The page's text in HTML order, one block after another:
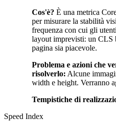
Cos'è? È una metrica
per misurare la stabilità
frequenza con cui gli
layout imprevisti: un CLS
pagina sia piacevole.
Problema e azioni che
risolverlo: Alcune
width e height. Verranno
Tempistiche di
Speed Index